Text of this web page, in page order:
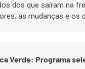
dos que saíram na
as mudanças e os
Verde: Programa